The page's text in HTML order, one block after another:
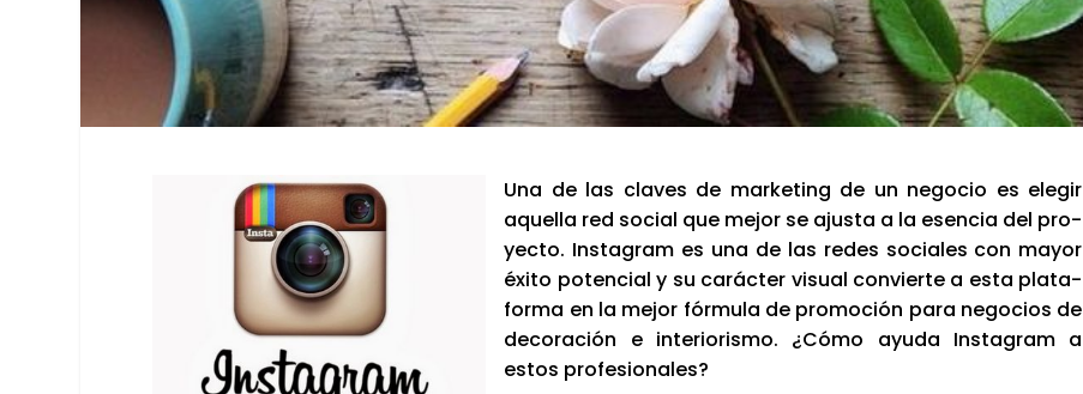
Una de las cla­ves de mar­ke­ting de un nego­cio es ele­gir
aque­lla red social que mejor se ajus­ta a la esen­cia del pro­
yec­to. Ins­ta­gram es una de las redes socia­les con mayor
éxi­to poten­cial y su carác­ter visual con­vier­te a esta pla­ta­
for­ma en la mejor fór­mu­la de pro­mo­ción para nego­cios de
deco­ra­ción e inte­rio­ris­mo. ¿Cómo ayu­da Ins­ta­gram a
estos pro­fe­sio­na­les?